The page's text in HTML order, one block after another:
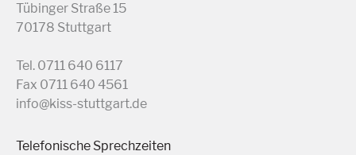
Tübinger Straße 15
70178 Stuttgart
Tel. 0711 640 6117
Fax 0711 640 4561
info@kiss-stuttgart.de
Telefonische Sprechzeiten